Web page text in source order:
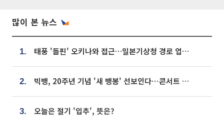
많이 본 뉴스
1. 태풍 '돌핀' 오키나와 접근…일본기상청 경로 업데이트
2. 빅뱅, 20주년 기념 '새 뱅봉' 선보인다⋯콘서트 앞두고 팝업 개최
3. 오늘은 절기 '입추', 뜻은?